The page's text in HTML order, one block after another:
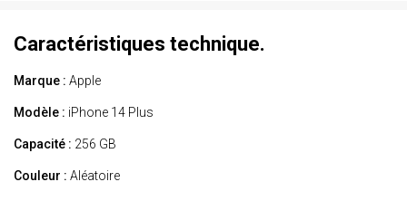
Caractéristiques technique.
Marque : Apple
Modèle : iPhone 14 Plus
Capacité : 256 GB
Couleur : Aléatoire